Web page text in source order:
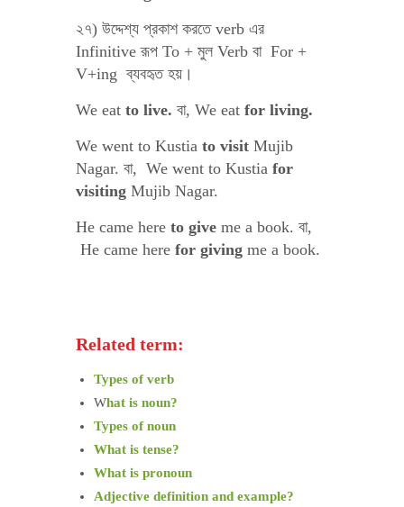
২৭) উদ্দেশ্য প্রকাশ করতে verb এর
Infinitive রূপ To + মুল Verb বা For +
V+ing ব্যবহৃত হয়।
We eat to live. বা, We eat for living.
We went to Kustia to visit Mujib
Nagar. বা, We went to Kustia for
visiting Mujib Nagar.
He came here to give me a book. বা,
He came here for giving me a book.
Related term:
Types of verb
What is noun?
Types of noun
What is tense?
What is pronoun
Adjective definition and example?